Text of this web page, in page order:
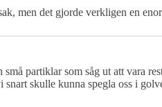
men det gjorde verkligen en
partiklar som såg ut att vara
skulle kunna spegla oss i